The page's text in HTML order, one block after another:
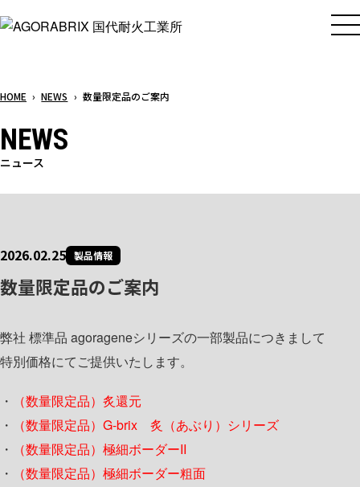
メ
ン
ン
ツ
プ
HOME › NEWS › 数量限定品のご案内
NEWS
ニュース
2026.02.25 製品情報
数量限定品のご案内
弊社 標準品 agorageneシリーズの一部製品につきまして
特別価格にてご提供いたします。
・
（数量限定品）炙還元
・
（数量限定品）G-brix 炙（あぶり）シリーズ
・
（数量限定品）極細ボーダーII
・
（数量限定品）極細ボーダー粗面